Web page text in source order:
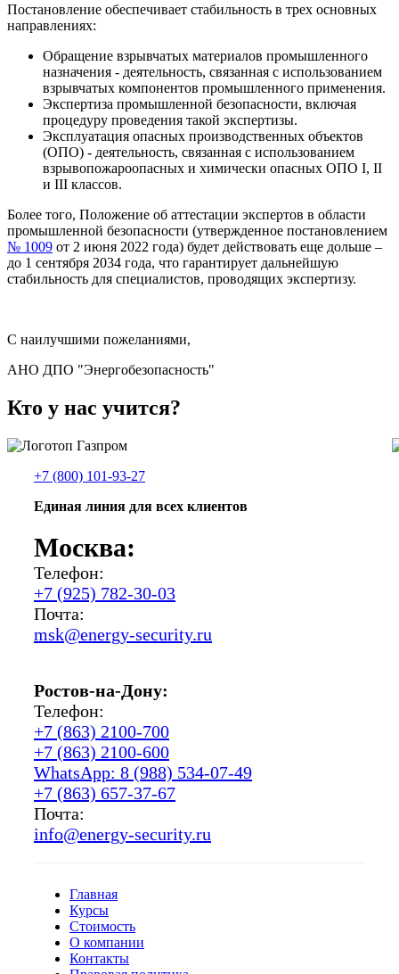
Постановление обеспечивает стабильность в трех основных
направлениях:
Обращение взрывчатых материалов промышленного
назначения - деятельность, связанная с использованием
взрывчатых компонентов промышленного применения.
Экспертиза промышленной безопасности, включая
процедуру проведения такой экспертизы.
Эксплуатация опасных производственных объектов
(ОПО) - деятельность, связанная с использованием
взрывопожароопасных и химически опасных ОПО I, II
и III классов.
Более того, Положение об аттестации экспертов в области
промышленной безопасности (утвержденное постановлением
№ 1009 от 2 июня 2022 года) будет действовать еще дольше –
до 1 сентября 2034 года, что гарантирует дальнейшую
стабильность для специалистов, проводящих экспертизу.
С наилучшими пожеланиями,
АНО ДПО "Энергобезопасность"
Кто у нас учится?
+7 (800) 101-93-27
Единая линия для всех клиентов
Москва:
Телефон:
+7 (925) 782-30-03
Почта:
msk@energy-security.ru
Ростов-на-Дону:
Телефон:
+7 (863) 2100-700
+7 (863) 2100-600
WhatsApp: 8 (988) 534-07-49
+7 (863) 657-37-67
Почта:
info@energy-security.ru
Главная
Курсы
Стоимость
О компании
Контакты